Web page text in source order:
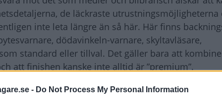
- Do Not Process My Personal Information
de läckraste utrustningsmöjligheterna
inte leta längre än så här. Här finns
dödavinkeln-varnare, skyltavläsare,
standard eller tillval. Det gäller bara att
att finishen kanske inte alltid är ”premium”.